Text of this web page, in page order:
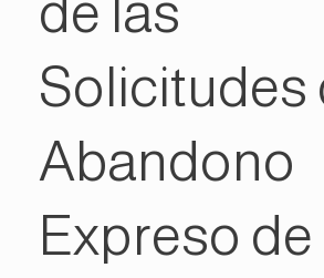
de las
Solicitudes
Abandono
Expreso de